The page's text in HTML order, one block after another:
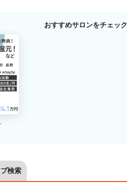
おすすめサロンをチェック
検索